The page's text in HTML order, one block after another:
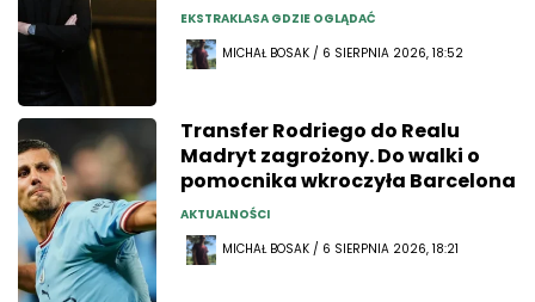
EKSTRAKLASA GDZIE OGLĄDAĆ
MICHAŁ BOSAK / 6 SIERPNIA 2026, 18:52
Transfer Rodriego do Realu
Madryt zagrożony. Do walki o
pomocnika wkroczyła Barcelona
AKTUALNOŚCI
MICHAŁ BOSAK / 6 SIERPNIA 2026, 18:21